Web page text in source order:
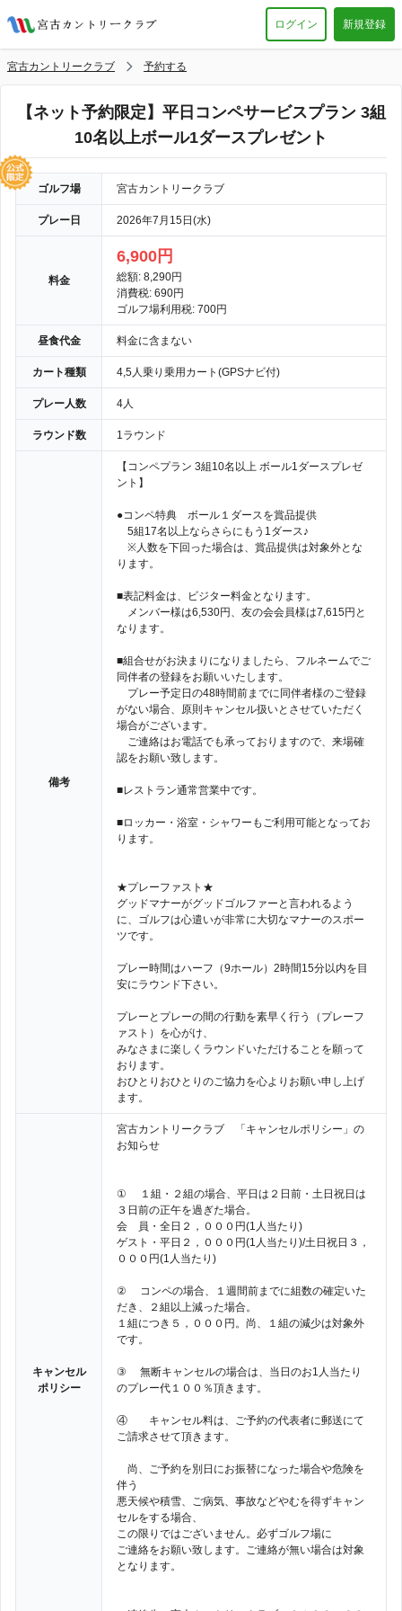
ログイン 新規登録
宮古カントリークラブ 予約する
【ネット予約限定】平日コンペサービスプラン 3組
10名以上ボール1ダースプレゼント
ゴルフ場 宮古カントリークラブ
プレー日 2026年7月15日(水)
料金
6,900円
総額: 8,290円
消費税: 690円
ゴルフ場利用税: 700円
昼食代金 料金に含まない
カート種類 4,5人乗り乗用カート(GPSナビ付)
プレー人数 4人
ラウンド数 1ラウンド
備考
【コンペプラン 3組10名以上 ボール1ダースプレゼ
ント】
●コンペ特典 ボール１ダースを賞品提供
5組17名以上ならさらにもう1ダース♪
※人数を下回った場合は、賞品提供は対象外とな
ります。
■表記料金は、ビジター料金となります。
メンバー様は6,530円、友の会会員様は7,615円と
なります。
■組合せがお決まりになりましたら、フルネームでご
同伴者の登録をお願いいたします。
プレー予定日の48時間前までに同伴者様のご登録
がない場合、原則キャンセル扱いとさせていただく
場合がございます。
ご連絡はお電話でも承っておりますので、来場確
認をお願い致します。
■レストラン通常営業中です。
■ロッカー・浴室・シャワーもご利用可能となってお
ります。
★プレーファスト★
グッドマナーがグッドゴルファーと言われるよう
に、ゴルフは心遣いが非常に大切なマナーのスポー
ツです。
プレー時間はハーフ（9ホール）2時間15分以内を目
安にラウンド下さい。
プレーとプレーの間の行動を素早く行う（プレーフ
ァスト）を心がけ、
みなさまに楽しくラウンドいただけることを願って
おります。
おひとりおひとりのご協力を心よりお願い申し上げ
ます。
キャンセル
ポリシー
宮古カントリークラブ 「キャンセルポリシー」の
お知らせ
① １組・２組の場合、平日は２日前・土日祝日は
３日前の正午を過ぎた場合。
会 員・全日２，０００円(1人当たり)
ゲスト・平日２，０００円(1人当たり)/土日祝日３，
０００円(1人当たり)
② コンペの場合、１週間前までに組数の確定いた
だき、２組以上減った場合。
１組につき５，０００円。尚、１組の減少は対象外
です。
③ 無断キャンセルの場合は、当日のお1人当たり
のプレー代１００％頂きます。
④ キャンセル料は、ご予約の代表者に郵送にて
ご請求させて頂きます。
尚、ご予約を別日にお振替になった場合や危険を
伴う
悪天候や積雪、ご病気、事故などやむを得ずキャン
セルをする場合、
この限りではございません。必ずゴルフ場に
ご連絡をお願い致します。ご連絡が無い場合は対象
となります。